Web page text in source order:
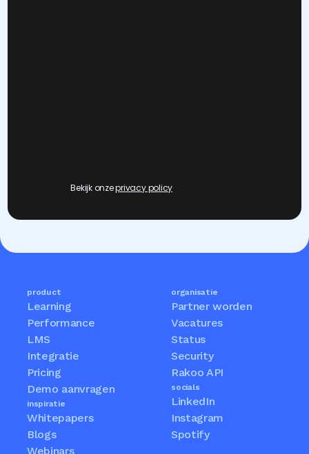
Bekijk onze privacy policy
product
Learning
Performance
LMS
Integratie
Pricing
Demo aanvragen
inspiratie
Whitepapers
Blogs
Webinars
organisatie
Partner worden
Vacatures
Status
Security
Rakoo API
socials
LinkedIn
Instagram
Spotify